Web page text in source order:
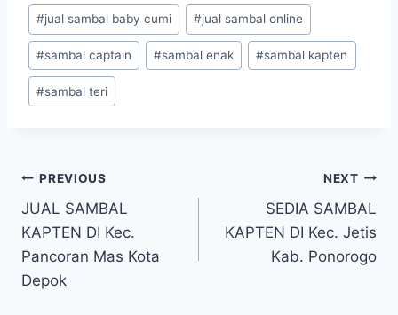
#jual sambal baby cumi #jual sambal online
#sambal captain #sambal enak #sambal kapten
#sambal teri
PREVIOUS
JUAL SAMBAL
KAPTEN DI Kec.
Pancoran Mas Kota
Depok
NEXT
SEDIA SAMBAL
KAPTEN DI Kec. Jetis
Kab. Ponorogo